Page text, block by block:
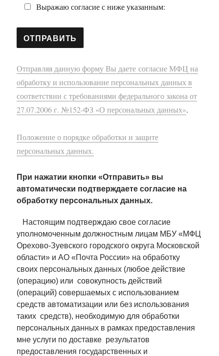
Выражаю согласие с ниже указанным:
Отправляя данную форму Вы даете согласие МФЦ на
обработку и использование персональных данных в
соответствии с требованиями федерального закона от
27.07.2006 г. №152-ФЗ «О персональных данных».
Положение о порядке обработки и защите
персональных данных.
При нажатии кнопки «Отправить» вы
автоматически подтверждаете согласие на
обработку персональных данных.
Настоящим подтверждаю свое согласие
уполномоченным должностным лицам МБУ «МФЦ
Орехово-Зуевского городского округа Московской
области» и АО «Почта России» на обработку
своих персональных данных (любое действие
(операцию) или совокупность действий
(операций) совершаемых с использованием
средств автоматизации или без использования
таких средств), необходимую для обработки
персональных данных в рамках предоставления
мне услуги по доставке результатов
предоставления государственных и